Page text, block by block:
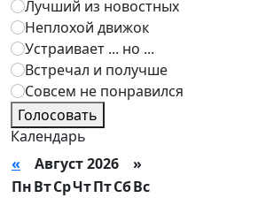
Лучший из новостных
Неплохой движок
Устраивает ... но ...
Встречал и получше
Совсем не понравился
Голосовать
Календарь
« Август 2026 »
ПнВтСрЧтПтСбВс